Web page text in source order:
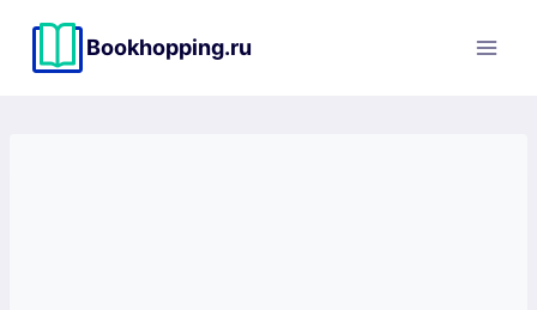
содержимому
Bookhopping.ru